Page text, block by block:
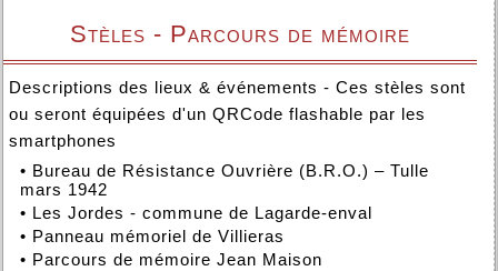
Stèles - Parcours de mémoire
Descriptions des lieux & événements - Ces stèles sont
ou seront équipées d'un QRCode flashable par les
smartphones
• Bureau de Résistance Ouvrière (B.R.O.) – Tulle
mars 1942
• Les Jordes - commune de Lagarde-enval
• Panneau mémoriel de Villieras
• Parcours de mémoire Jean Maison